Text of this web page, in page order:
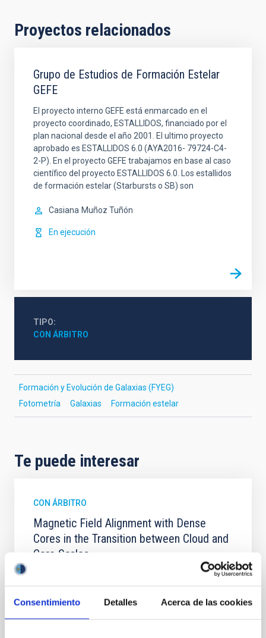
Consentimiento Detalles Acerca de las cookies
Proyectos relacionados
Grupo de Estudios de Formación Estelar
GEFE
El proyecto interno GEFE está enmarcado en el
proyecto coordinado, ESTALLIDOS, financiado por el
plan nacional desde el año 2001. El ultimo proyecto
aprobado es ESTALLIDOS 6.0 (AYA2016- 79724-C4-
2-P). En el proyecto GEFE trabajamos en base al caso
científico del proyecto ESTALLIDOS 6.0. Los estallidos
de formación estelar (Starbursts o SB) son
Casiana Muñoz Tuñón
En ejecución
TIPO
CON ÁRBITRO
Formación y Evolución de Galaxias (FYEG)
Fotometría
Galaxias Formación estelar
Te puede interesar
CON ÁRBITRO
Magnetic Field Alignment with Dense
Cores in the Transition between Cloud and
Core Scales
In a magnetically dominated model of star formation,
we expect to see alignments between the magnetic
field orientation of star-forming dense cores and the